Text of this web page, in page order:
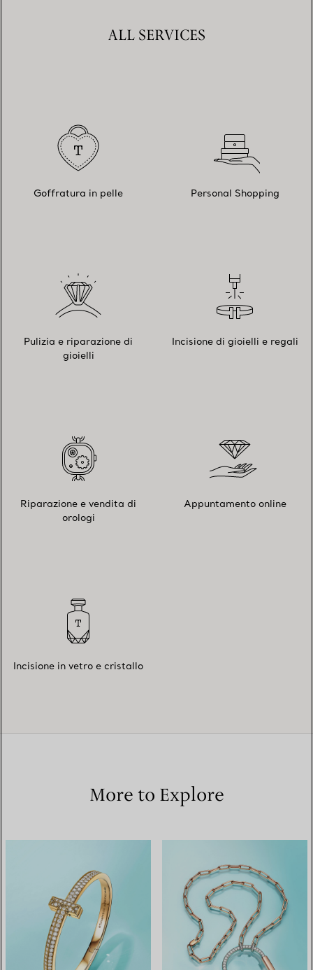
ALL SERVICES
Goffratura in pelle Personal Shopping
Pulizia e riparazione di
gioielli
Incisione di gioielli e regali
Riparazione e vendita di
orologi
Appuntamento online
Incisione in vetro e cristallo
More to Explore